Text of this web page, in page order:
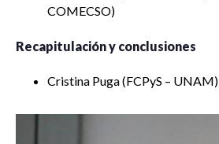
COMECSO)
Recapitulación y conclusiones
Cristina Puga (FCPyS – UNAM)